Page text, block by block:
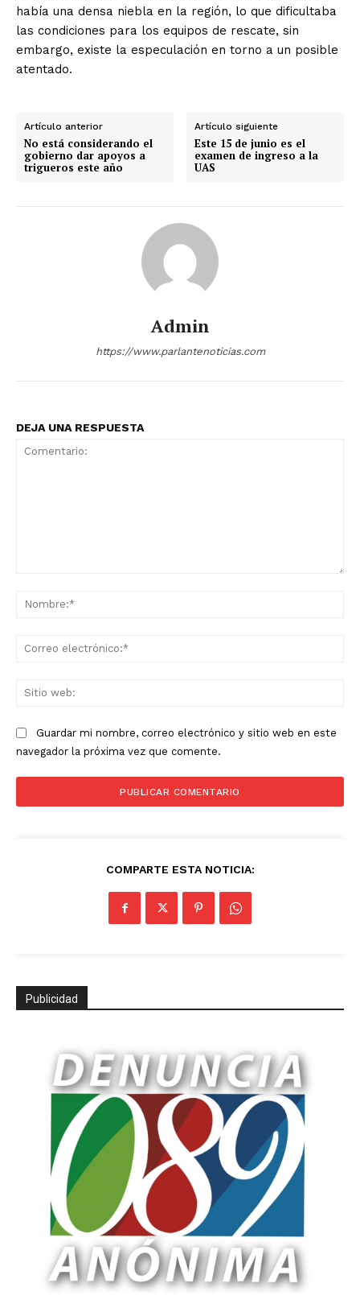
había una densa niebla en la región, lo que dificultaba
las condiciones para los equipos de rescate, sin
embargo, existe la especulación en torno a un posible
atentado.
Artículo anterior
No está considerando el
gobierno dar apoyos a
trigueros este año
Artículo siguiente
Este 15 de junio es el
examen de ingreso a la
UAS
Admin
https://www.parlantenoticias.com
DEJA UNA RESPUESTA
Guardar mi nombre, correo electrónico y sitio web en este
navegador la próxima vez que comente.
COMPARTE ESTA NOTICIA:
Publicidad